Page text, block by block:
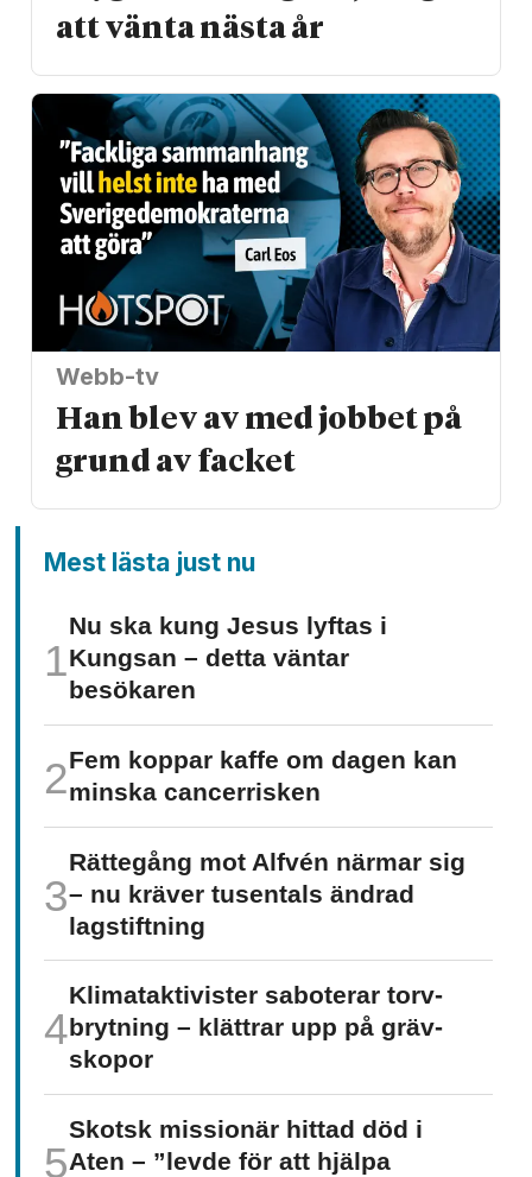
att vänta nästa år
Webb-tv
Han blev av med jobbet på
grund av facket
Mest lästa just nu
Nu ska kung Jesus lyftas i
Kungsan – detta väntar
besökaren
Fem koppar kaffe om dagen kan
minska cancer­risken
Rättegång mot Alfvén närmar sig
– nu kräver tusentals ändrad
lagstiftning
Klimat­aktivister saboterar torv­
brytning – klättrar upp på gräv­
skopor
Skotsk missionär hittad död i
Aten – ”levde för att hjälpa